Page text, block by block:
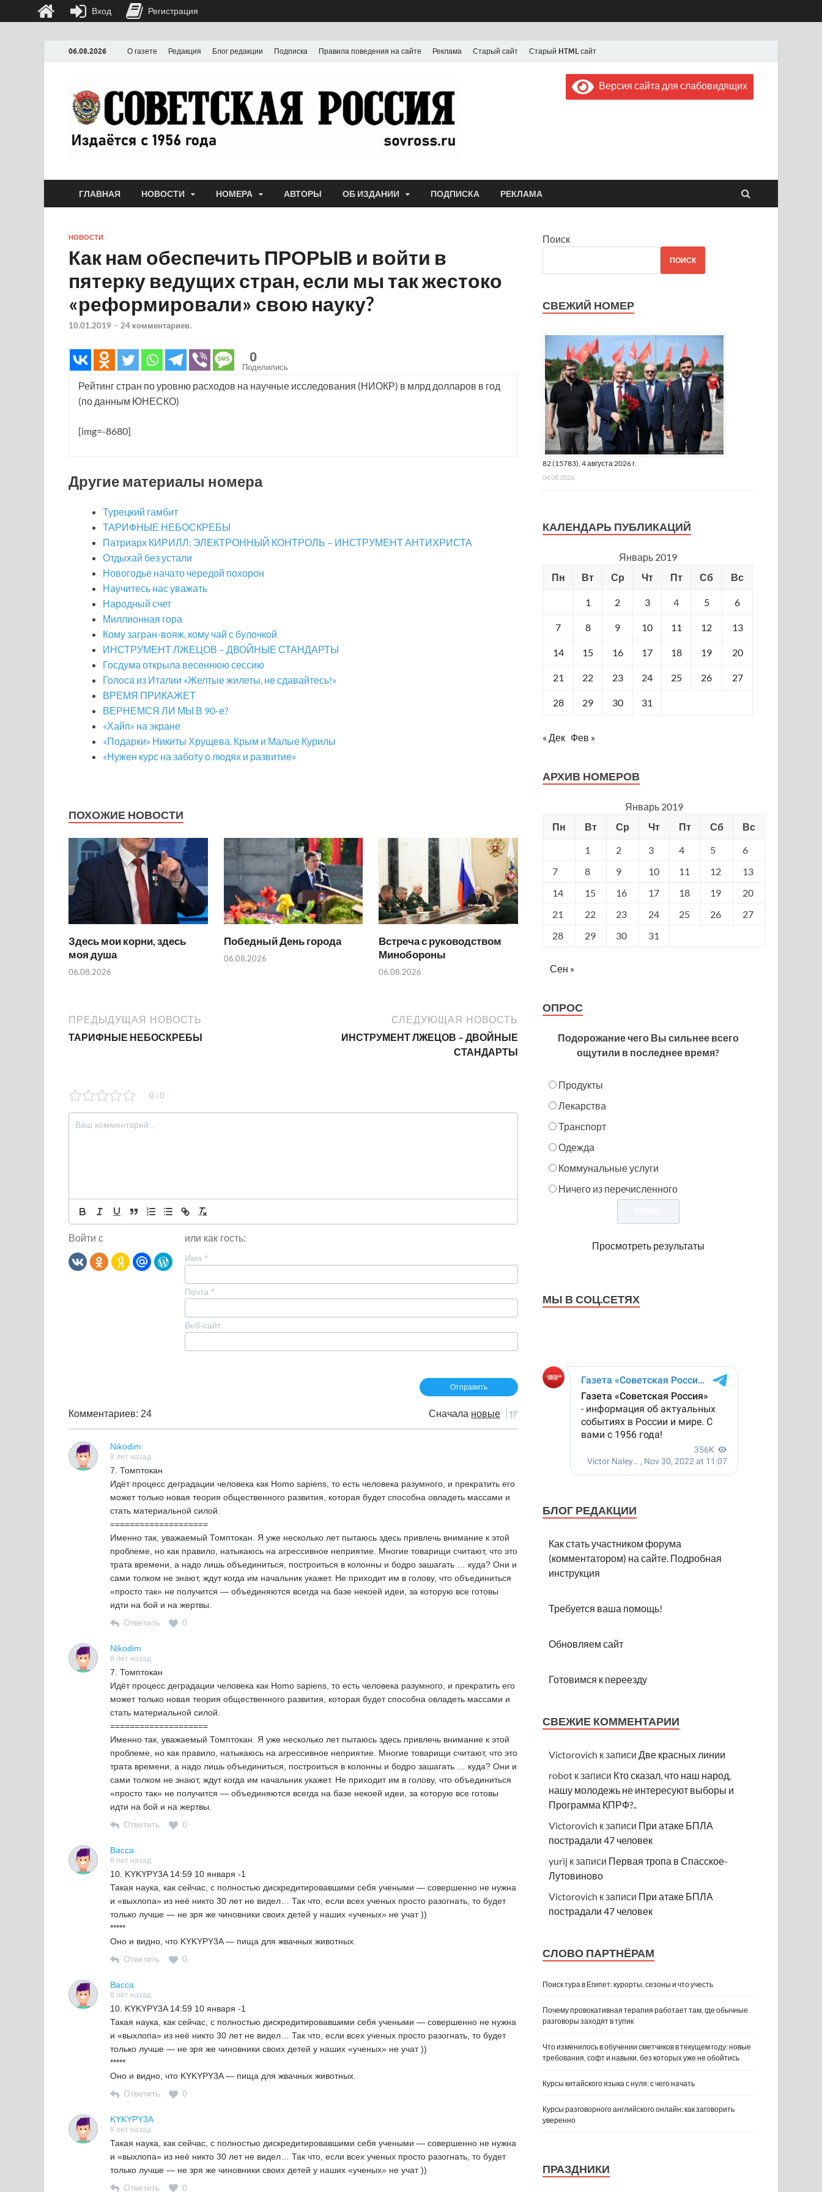
06.08.2026 О газете Редакция Блог редакции Подписка Правила поведения на сайте Реклама Старый сайт Старый HTML сайт
Газета "Советская Россия"
Выпускается с июля 1956 года
Версия сайта для слабовидящих
ГЛАВНАЯ НОВОСТИ НОМЕРА АВТОРЫ ОБ ИЗДАНИИ ПОДПИСКА РЕКЛАМА
НОВОСТИ
Как нам обеспечить ПРОРЫВ и войти в
пятерку ведущих стран, если мы так жестоко
«реформировали» свою науку?
10.01.2019 - 24 комментариев.
0
Поделились
Рейтинг стран по уровню расходов на научные исследования (НИОКР) в млрд долларов в год
(по данным ЮНЕСКО)
[img=-8680]
Другие материалы номера
Турецкий гамбит
ТАРИФНЫЕ НЕБОСКРЕБЫ
Патриарх КИРИЛЛ: ЭЛЕКТРОННЫЙ КОНТРОЛЬ – ИНСТРУМЕНТ АНТИХРИСТА
Отдыхай без устали
Новогодье начато чередой похорон
Научитесь нас уважать
Народный счет
Миллионная гора
Кому загран-вояж, кому чай с булочкой
ИНСТРУМЕНТ ЛЖЕЦОВ – ДВОЙНЫЕ СТАНДАРТЫ
Госдума открыла весеннюю сессию
Голоса из Италии «Желтые жилеты, не сдавайтесь!»
ВРЕМЯ ПРИКАЖЕТ
ВЕРНЕМСЯ ЛИ МЫ В 90-е?
«Хайп» на экране
«Подарки» Никиты Хрущева. Крым и Малые Курилы
«Нужен курс на заботу о людях и развитие»
ПОХОЖИЕ НОВОСТИ
Здесь мои корни, здесь
моя душа
06.08.2026
Победный День города
06.08.2026
Встреча с руководством
Минобороны
06.08.2026
ПРЕДЫДУЩАЯ НОВОСТЬ
ТАРИФНЫЕ НЕБОСКРЕБЫ
СЛЕДУЮЩАЯ НОВОСТЬ
ИНСТРУМЕНТ ЛЖЕЦОВ – ДВОЙНЫЕ
СТАНДАРТЫ
0 / 0
Войти с или как гость:
Имя *
Почта *
Веб-сайт
Комментариев: 24 Сначала новые
Nikodim
8 лет назад
7. Томптокан
Идёт процесс деградации человека как Homo sapiens, то есть человека разумного, и прекратить его
может только новая теория общественного развития, которая будет способна овладеть массами и
стать материальной силой.
====================
Именно так, уважаемый Томптокан. Я уже несколько лет пытаюсь здесь привлечь внимание к этой
проблеме, но как правило, натыкаюсь на агрессивное неприятие. Многие товарищи считают, что это
трата времени, а надо лишь объединиться, построиться в колонны и бодро зашагать … куда? Они и
сами толком не знают, ждут когда им начальник укажет. Не приходит им в голову, что объединиться
«просто так» не получится — объединяются всегда на базе некоей идеи, за которую все готовы
идти на бой и на жертвы.
Ответить
0
Nikodim
8 лет назад
7. Томптокан
Идёт процесс деградации человека как Homo sapiens, то есть человека разумного, и прекратить его
может только новая теория общественного развития, которая будет способна овладеть массами и
стать материальной силой.
====================
Именно так, уважаемый Томптокан. Я уже несколько лет пытаюсь здесь привлечь внимание к этой
проблеме, но как правило, натыкаюсь на агрессивное неприятие. Многие товарищи считают, что это
трата времени, а надо лишь объединиться, построиться в колонны и бодро зашагать … куда? Они и
сами толком не знают, ждут когда им начальник укажет. Не приходит им в голову, что объединиться
«просто так» не получится — объединяются всегда на базе некоей идеи, за которую все готовы
идти на бой и на жертвы.
Ответить
0
Васса
8 лет назад
10. KYKYPY3A 14:59 10 января -1
Такая наука, как сейчас, с полностью дискредитировавшими себя учеными — совершенно не нужна
и «выхлопа» из неё никто 30 лет не видел… Так что, если всех ученых просто разогнать, то будет
только лучше — не зря же чиновники своих детей у наших «ученых» не учат ))
*****
Оно и видно, что KYKYPY3A — пища для жвачных животных.
Ответить
0
Васса
8 лет назад
10. KYKYPY3A 14:59 10 января -1
Такая наука, как сейчас, с полностью дискредитировавшими себя учеными — совершенно не нужна
и «выхлопа» из неё никто 30 лет не видел… Так что, если всех ученых просто разогнать, то будет
только лучше — не зря же чиновники своих детей у наших «ученых» не учат ))
*****
Оно и видно, что KYKYPY3A — пища для жвачных животных.
Ответить
0
KYKYPY3A
8 лет назад
Такая наука, как сейчас, с полностью дискредитировавшими себя учеными — совершенно не нужна
и «выхлопа» из неё никто 30 лет не видел… Так что, если всех ученых просто разогнать, то будет
только лучше — не зря же чиновники своих детей у наших «ученых» не учат ))
Ответить
0
Поиск
ПОИСК
СВЕЖИЙ НОМЕР
82 (15783), 4 августа 2026 г.
04.08.2026
КАЛЕНДАРЬ ПУБЛИКАЦИЙ
Январь 2019
Пн
Вт Ср Чт Пт Сб Вс
1 2 3 4 5 6
7 8 9 10 11 12 13
14 15 16 17 18 19 20
21 22 23 24 25 26 27
28 29 30 31
« Дек Фев »
АРХИВ НОМЕРОВ
Январь 2019
Пн
Вт Ср Чт Пт Сб
Вс
1
2 3 4 5
6
7
8 9 10 11 12
13
14
15 16 17 18 19
20
21
22 23 24 25 26
27
28
29 30 31
Сен »
ОПРОС
Подорожание чего Вы сильнее всего
ощутили в последнее время?
Продукты
Лекарства
Транспорт
Одежда
Коммунальные услуги
Ничего из перечисленного
Просмотреть результаты
МЫ В СОЦ.СЕТЯХ
БЛОГ РЕДАКЦИИ
Как стать участником форума
(комментатором) на сайте. Подробная
инструкция
Требуется ваша помощь!
Обновляем сайт
Готовимся к переезду
СВЕЖИЕ КОММЕНТАРИИ
Victorovich к записи Две красных линии
robot к записи Кто сказал, что наш народ,
нашу молодежь не интересуют выборы и
Программа КПРФ?..
Victorovich к записи При атаке БПЛА
пострадали 47 человек
yurij к записи Первая тропа в Спасское-
Лутовиново
Victorovich к записи При атаке БПЛА
пострадали 47 человек
СЛОВО ПАРТНЁРАМ
Поиск тура в Египет: курорты, сезоны и что учесть
Почему провокативная терапия работает там, где обычные
разговоры заходят в тупик
Что изменилось в обучении сметчиков в текущем году: новые
требования, софт и навыки, без которых уже не обойтись
Курсы китайского языка с нуля: с чего начать
Курсы разговорного английского онлайн: как заговорить
уверенно
ПРАЗДНИКИ
Вход Регистрация